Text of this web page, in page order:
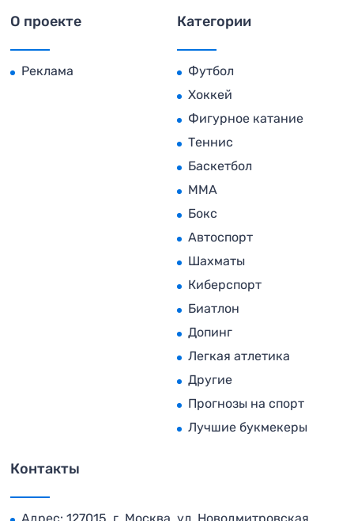
О проекте
Реклама
Категории
Футбол
Хоккей
Фигурное катание
Теннис
Баскетбол
MMA
Бокс
Автоспорт
Шахматы
Киберспорт
Биатлон
Допинг
Легкая атлетика
Другие
Прогнозы на спорт
Лучшие букмекеры
Контакты